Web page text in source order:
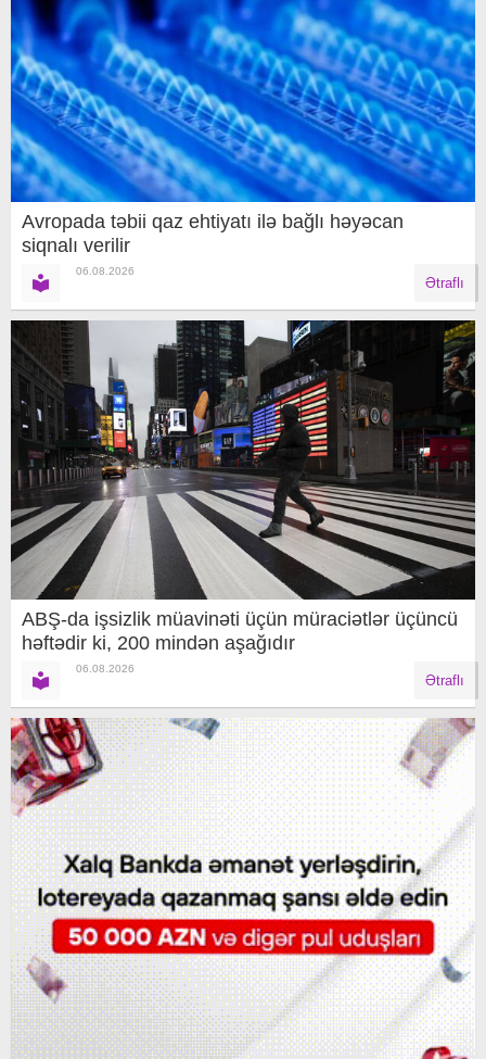
Avropada təbii qaz ehtiyatı ilə bağlı həyəcan
siqnalı verilir
06.08.2026
Ətraflı
ABŞ-da işsizlik müavinəti üçün müraciətlər üçüncü
həftədir ki, 200 mindən aşağıdır
06.08.2026
Ətraflı